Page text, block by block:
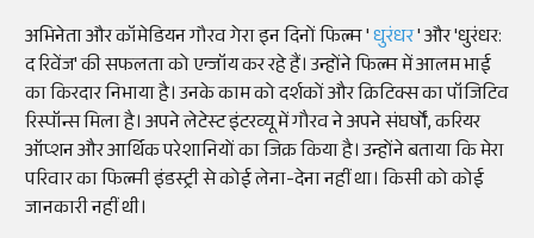
अभिनेता और कॉमेडियन गौरव गेरा इन दिनों फिल्म 'धुरंधर' और 'धुरंधर:
द रिवेंज' की सफलता को एन्जॉय कर रहे हैं। उन्होंने फिल्म में आलम भाई
का किरदार निभाया है। उनके काम को दर्शकों और क्रिटिक्स का पॉजिटिव
रिस्पॉन्स मिला है। अपने लेटेस्ट इंटरव्यू में गौरव ने अपने संघर्षों, करियर
ऑप्शन और आर्थिक परेशानियों का जिक्र किया है। उन्होंने बताया कि मेरा
परिवार का फिल्मी इंडस्ट्री से कोई लेना-देना नहीं था। किसी को कोई
जानकारी नहीं थी।